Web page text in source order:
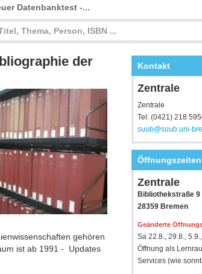
Datenbanktest -...
der
gehören
ist ab 1991 - Updates
Kontakt
Zentrale
Zentrale
Tel: (0421) 218
suub@suub.uni-
Öffnungszeiten
Zentrale
Bibliothekstraße 9
28359 Bremen
Geänderte
Sa 22.8., 29.8.,
Öffnung als
Services (wie